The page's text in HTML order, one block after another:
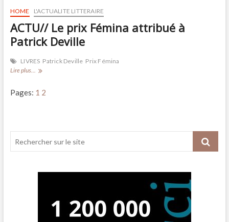
HOME L'ACTUALITE LITTERAIRE
ACTU// Le prix Fémina attribué à
Patrick Deville
LIVRES Patrick Deville Prix Fémina
Lire plus... ACTU//
prix
Fémina
Deville
Pages: 1 2